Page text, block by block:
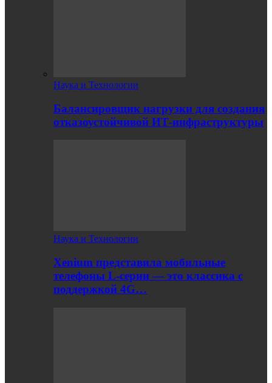
Наука и Технологии
Балансировщик нагрузки для создания
отказоустойчивой ИТ-инфраструктуры
Наука и Технологии
Xenium представила мобильные
телефоны L-серии — это классика с
поддержкой 4G…